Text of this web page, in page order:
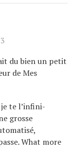
du bien un petit
de Mes
je te l’infini-
grosse
What more